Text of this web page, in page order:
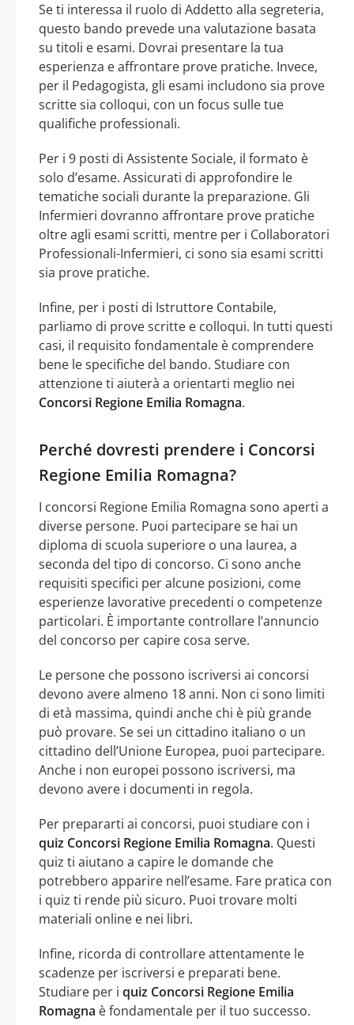
Se ti interessa il ruolo di Addetto alla segreteria,
questo bando prevede una valutazione basata
su titoli e esami. Dovrai presentare la tua
esperienza e affrontare prove pratiche. Invece,
per il Pedagogista, gli esami includono sia prove
scritte sia colloqui, con un focus sulle tue
qualifiche professionali.
Per i 9 posti di Assistente Sociale, il formato è
solo d’esame. Assicurati di approfondire le
tematiche sociali durante la preparazione. Gli
Infermieri dovranno affrontare prove pratiche
oltre agli esami scritti, mentre per i Collaboratori
Professionali-Infermieri, ci sono sia esami scritti
sia prove pratiche.
Infine, per i posti di Istruttore Contabile,
parliamo di prove scritte e colloqui. In tutti questi
casi, il requisito fondamentale è comprendere
bene le specifiche del bando. Studiare con
attenzione ti aiuterà a orientarti meglio nei
Concorsi Regione Emilia Romagna.
Perché dovresti prendere i Concorsi
Regione Emilia Romagna?
I concorsi Regione Emilia Romagna sono aperti a
diverse persone. Puoi partecipare se hai un
diploma di scuola superiore o una laurea, a
seconda del tipo di concorso. Ci sono anche
requisiti specifici per alcune posizioni, come
esperienze lavorative precedenti o competenze
particolari. È importante controllare l’annuncio
del concorso per capire cosa serve.
Le persone che possono iscriversi ai concorsi
devono avere almeno 18 anni. Non ci sono limiti
di età massima, quindi anche chi è più grande
può provare. Se sei un cittadino italiano o un
cittadino dell’Unione Europea, puoi partecipare.
Anche i non europei possono iscriversi, ma
devono avere i documenti in regola.
Per prepararti ai concorsi, puoi studiare con i
quiz Concorsi Regione Emilia Romagna. Questi
quiz ti aiutano a capire le domande che
potrebbero apparire nell’esame. Fare pratica con
i quiz ti rende più sicuro. Puoi trovare molti
materiali online e nei libri.
Infine, ricorda di controllare attentamente le
scadenze per iscriversi e preparati bene.
Studiare per i quiz Concorsi Regione Emilia
Romagna è fondamentale per il tuo successo.